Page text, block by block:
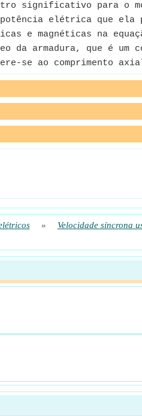
significativo para o
elétrica que
e magnéticas na
da armadura, que é um
se ao comprimento
»
Velocidade síncrona